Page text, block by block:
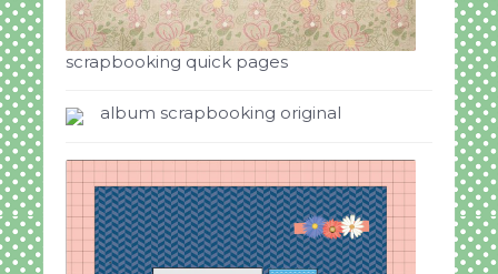
scrapbooking quick pages
album scrapbooking original